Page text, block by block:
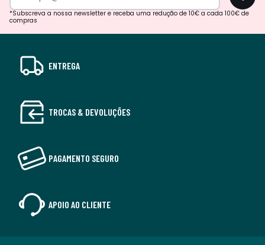
*Subscreva a nossa newsletter e receba uma redução de 10€ a cada 100€ de
compras
ENTREGA
TROCAS & DEVOLUÇÕES
PAGAMENTO SEGURO
APOIO AO CLIENTE